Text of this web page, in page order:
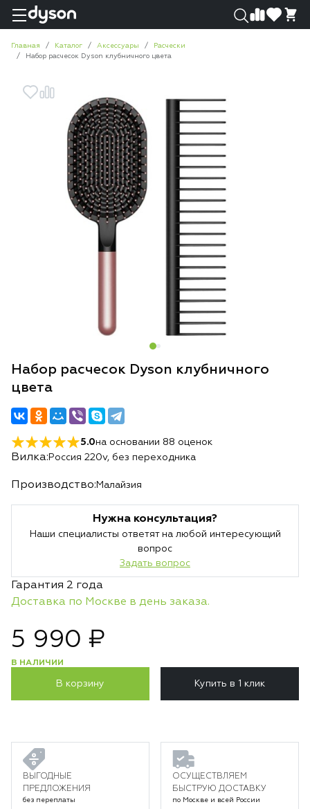
Главная Каталог Аксессуары
Расчески
Набор расчесок Dyson клубничного цвета
Набор расчесок Dyson клубничного
цвета
5.0на основании 88 оценок
Вилка: Россия 220v, без переходника
Производство: Малайзия
Нужна консультация?
Наши специалисты ответят на любой интересующий
вопрос
Задать вопрос
Гарантия 2 года
Доставка по Москве в день заказа.
5 990 ₽
В НАЛИЧИИ
В корзину Купить в 1 клик
ВЫГОДНЫЕ
ПРЕДЛОЖЕНИЯ
без переплаты
ОСУЩЕСТВЛЯЕМ
БЫСТРУЮ ДОСТАВКУ
по Москве и всей России